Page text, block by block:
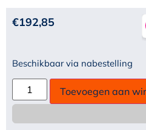
€192,85
Beschikbaar via nabestelling
Toevoegen aan